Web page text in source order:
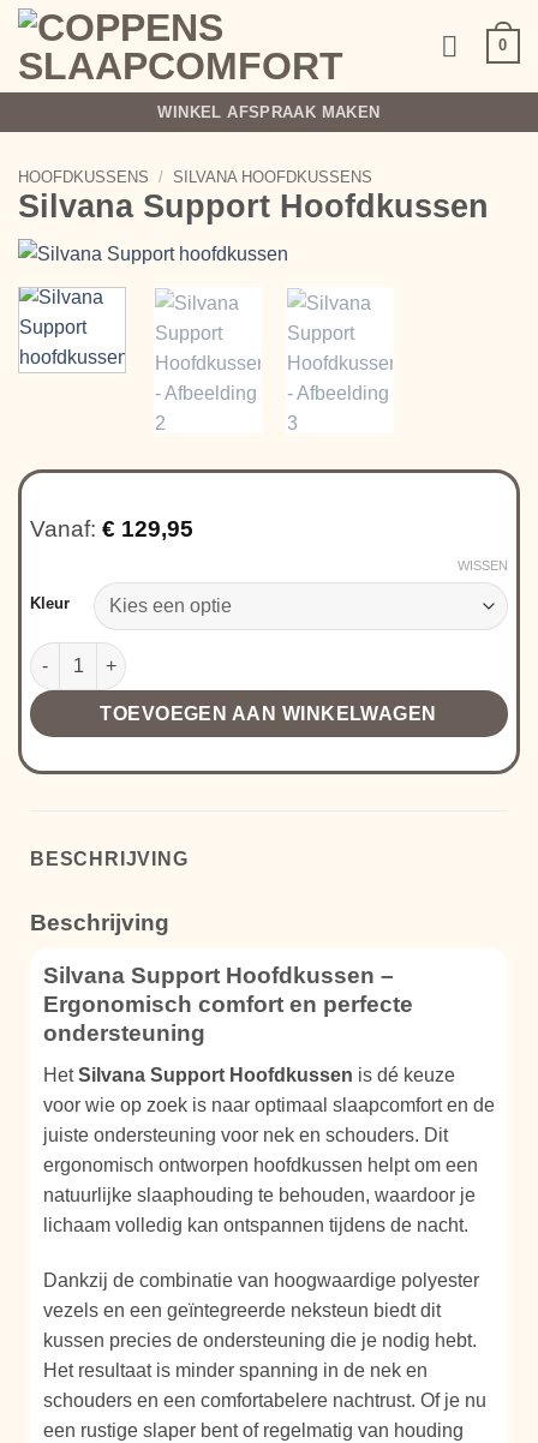
Ga
inhoud
0
WINKEL AFSPRAAK MAKEN
HOOFDKUSSENS / SILVANA HOOFDKUSSENS
Silvana Support Hoofdkussen
Vanaf: € 129,95
Kleur
WISSEN
Silvana Support Hoofdkussen aantal
TOEVOEGEN AAN WINKELWAGEN
BESCHRIJVING
Beschrijving
Silvana Support Hoofdkussen –
Ergonomisch comfort en perfecte
ondersteuning
HetSilvana Support Hoofdkussen is dé keuze
voor wie op zoek is naar optimaal slaapcomfort en de
juiste ondersteuning voor nek en schouders. Dit
ergonomisch ontworpen hoofdkussen helpt om een
natuurlijke slaaphouding te behouden, waardoor je
lichaam volledig kan ontspannen tijdens de nacht.
Dankzij de combinatie van hoogwaardige polyester
vezels en een geïntegreerde neksteun biedt dit
kussen precies de ondersteuning die je nodig hebt.
Het resultaat is minder spanning in de nek en
schouders en een comfortabelere nachtrust. Of je nu
een rustige slaper bent of regelmatig van houding